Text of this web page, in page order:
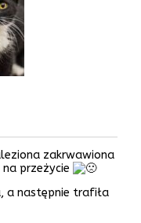
zakrwawiona
przeżycie
a następnie trafiła